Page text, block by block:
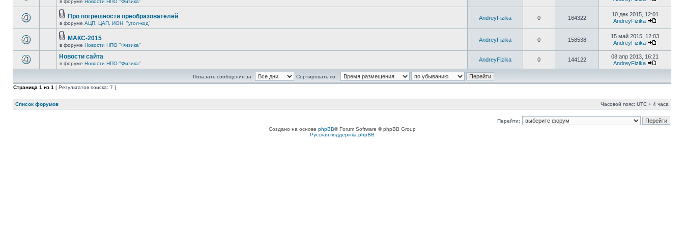
в форуме Новости НПО "Физика"
Про погрешности преобразователей
в форуме АЦП, ЦАП, ИОН, "угол-код"
AndreyFizika 0 164322
10 дек 2015, 12:01
AndreyFizika
МАКС-2015
в форуме Новости НПО "Физика"
AndreyFizika 0 158538
15 май 2015, 12:03
AndreyFizika
Новости сайта
в форуме Новости НПО "Физика"
AndreyFizika 0 144122
08 апр 2013, 16:21
AndreyFizika
Показать сообщения за:
Сортировать по::
Страница 1 из 1 [ Результатов поиска: 7 ]
Список форумов Часовой пояс: UTC + 4 часа
Перейти:
Создано на основе phpBB® Forum Software © phpBB Group
Русская поддержка phpBB